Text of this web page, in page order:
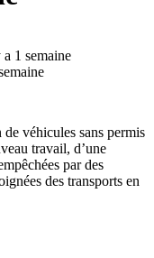
1 semaine
véhicules sans permis
travail, d’une
par des
des transports en